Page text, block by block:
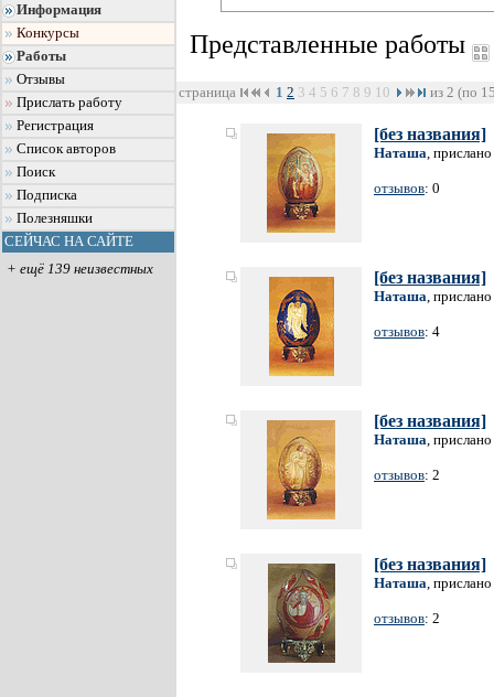
Информация
Конкурсы
Работы
Отзывы
Прислать работу
Регистрация
Список авторов
Поиск
Подписка
Полезняшки
СЕЙЧАС НА САЙТЕ
+ ещё 139 неизвестных
Представленные работы
страница 1 2 3 4 5 6 7 8 9 10 из 2 (по
[без названия]
Наташа,
отзывов: 0
[без названия]
Наташа,
отзывов: 4
[без названия]
Наташа,
отзывов: 2
[без названия]
Наташа,
отзывов: 2